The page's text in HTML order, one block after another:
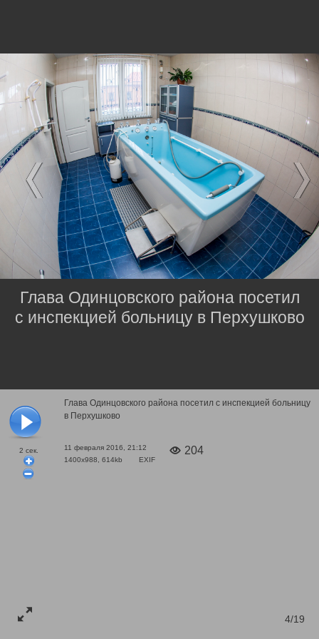
2 сек.
Глава Одинцовского района посетил с инспекцией больницу
в Перхушково
11 февраля 2016, 21:12
1400x988, 614kb
EXIF
204
4/19
Глава Одинцовского района посетил
с инспекцией больницу в Перхушково